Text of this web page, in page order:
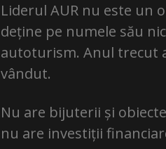
Liderul AUR nu este un
deține pe numele său
autoturism. Anul trecut
vândut.
Nu are bijuterii și
nu are investiții